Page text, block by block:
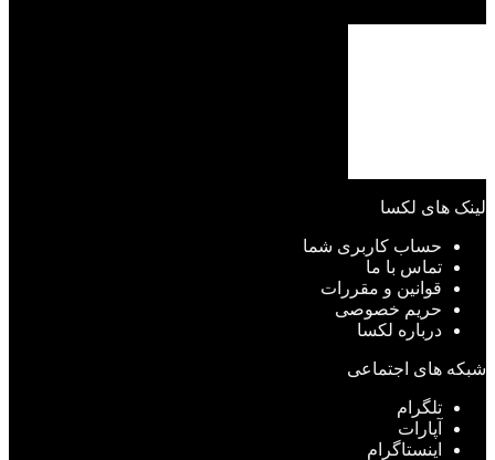
لینک های لکسا
حساب کاربری شما
تماس با ما
قوانین و مقررات
حریم خصوصی
درباره لکسا
شبکه های اجتماعی
تلگرام
آپارات
اینستاگرام